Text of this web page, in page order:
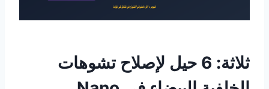
ثلاثة: 6 حيل لإصلاح تشوهات